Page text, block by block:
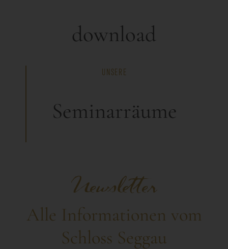
download
UNSERE
Seminarräume
Newsletter
Alle Informationen vom
Schloss Seggau